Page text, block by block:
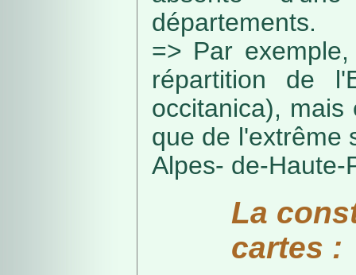
départements.
=> Par
répartition de
occitanica),
que de l'extrême
Alpes- de-Haute-
La
cartes :